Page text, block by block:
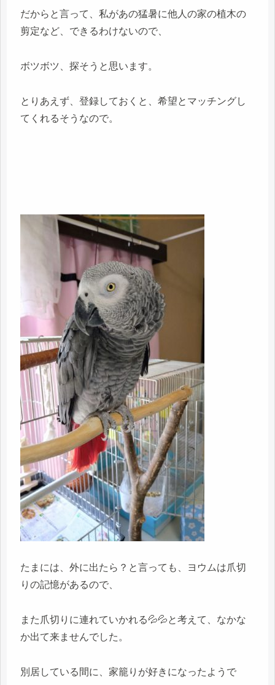
だからと言って、私があの猛暑に他人の家の植木の
剪定など、できるわけないので、
ボツボツ、探そうと思います。
とりあえず、登録しておくと、希望とマッチングし
てくれるそうなので。
たまには、外に出たら？と言っても、ヨウムは爪切
りの記憶があるので、
また爪切りに連れていかれる💦💦と考えて、なかな
か出て来ませんでした。
別居している間に、家籠りが好きになったようで